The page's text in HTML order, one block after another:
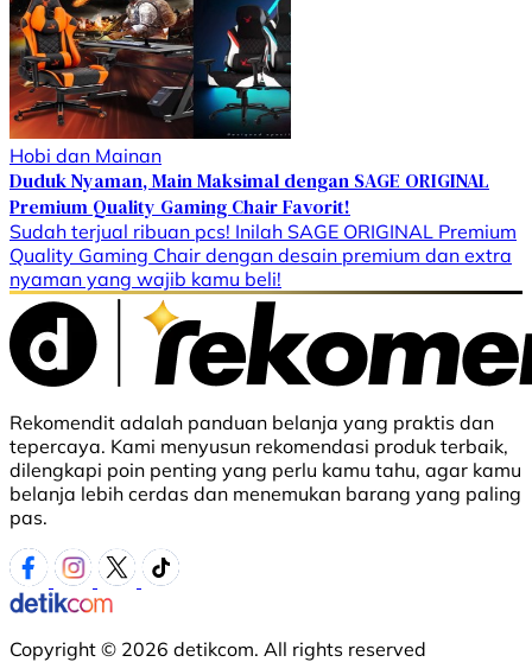
Hobi dan Mainan
Duduk Nyaman, Main Maksimal dengan SAGE ORIGINAL
Premium Quality Gaming Chair Favorit!
Sudah terjual ribuan pcs! Inilah SAGE ORIGINAL Premium
Quality Gaming Chair dengan desain premium dan extra
nyaman yang wajib kamu beli!
Rekomendit adalah panduan belanja yang praktis dan
tepercaya. Kami menyusun rekomendasi produk terbaik,
dilengkapi poin penting yang perlu kamu tahu, agar kamu
belanja lebih cerdas dan menemukan barang yang paling
pas.
Copyright © 2026 detikcom. All rights reserved